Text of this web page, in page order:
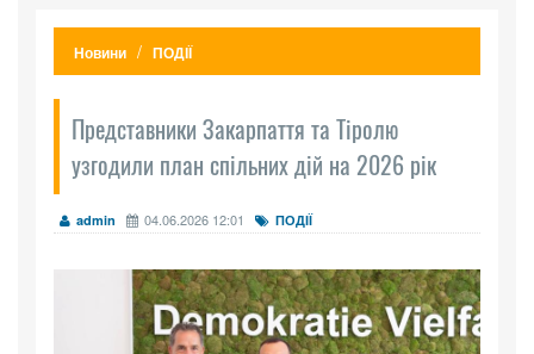
Новини ПОДІЇ
Представники Закарпаття та Тіролю
узгодили план спільних дій на 2026 рік
admin 04.06.2026 12:01 ПОДІЇ